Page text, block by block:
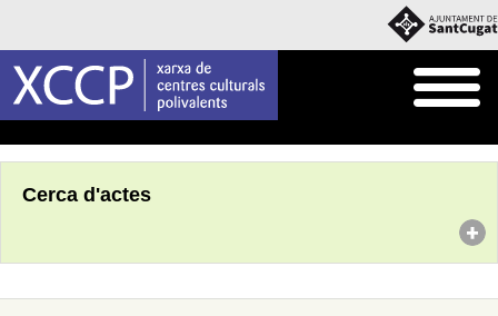
Cerca d'actes